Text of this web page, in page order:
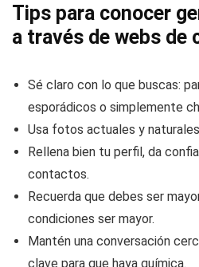
Tips para conocer
a través de webs de
Sé claro con lo que buscas:
esporádicos o simplemente
Usa fotos actuales y
Rellena bien tu perfil, da
contactos.
Recuerda que debes ser
condiciones ser mayor.
Mantén una conversación
clave para que haya química.